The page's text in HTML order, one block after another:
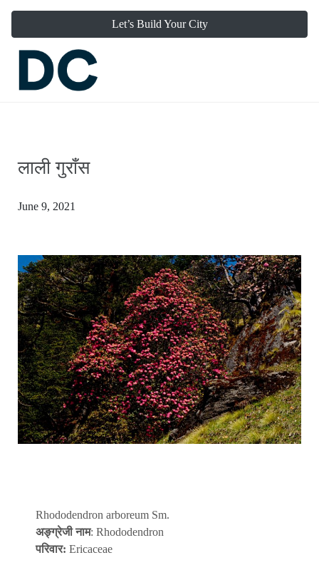
Let’s Build Your City
लाली गुराँस
June 9, 2021
Rhododendron arboreum Sm.
अङ्ग्रेजी नाम: Rhododendron
परिवार: Ericaceae